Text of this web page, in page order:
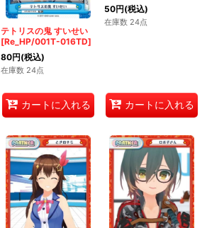
テトリスの鬼 すいせい
[Re_HP/001T-016TD]
80円(税込)
在庫数 24点
カートに入れる
50円(税込)
在庫数 24点
カートに入れる